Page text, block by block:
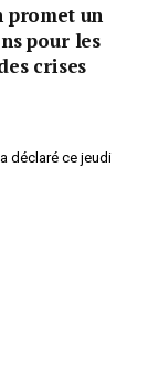
promet un
pour les
crises
déclaré ce jeudi